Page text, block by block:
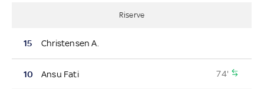
Riserve
15 Christensen A.
10 Ansu Fati 74'